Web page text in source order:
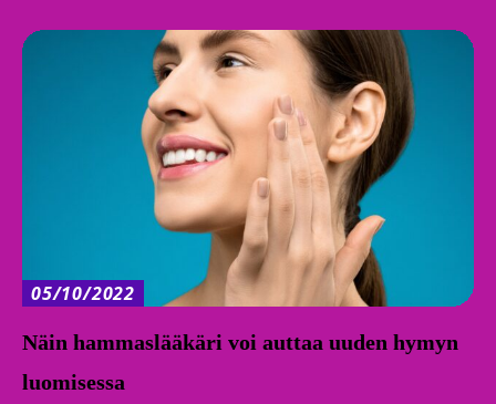
05/10/2022
Näin hammaslääkäri voi auttaa uuden hymyn
luomisessa